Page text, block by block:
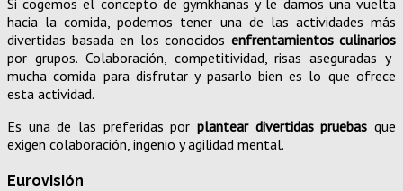
Si cogemos el concepto de gymkhanas y le damos una vuelta
hacia la comida, podemos tener una de las actividades más
divertidas basada en los conocidos enfrentamientos culinarios
por grupos. Colaboración, competitividad, risas aseguradas y
mucha comida para disfrutar y pasarlo bien es lo que ofrece
esta actividad.
Es una de las preferidas por plantear divertidas pruebas que
exigen colaboración, ingenio y agilidad mental.
Eurovisión